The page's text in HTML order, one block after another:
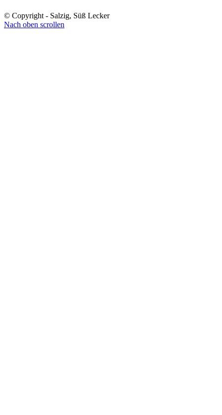
© Copyright - Salzig, Süß Lecker
Nach oben scrollen